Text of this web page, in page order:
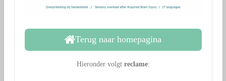
Terug naar homepagina
Hieronder volgtreclame: